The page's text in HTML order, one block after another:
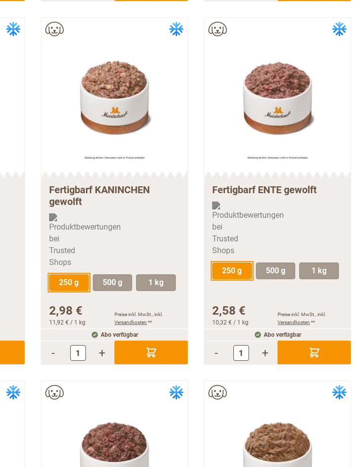
Fertigbarf KANINCHEN
gewolft
250 g 500 g 1 kg
2,98 €
11,92 € / 1 kg
Preise inkl. MwSt., inkl.
Versandkosten **
Abo verfügbar
- +
Fertigbarf ENTE gewolft
250 g 500 g 1 kg
2,58 €
10,32 € / 1 kg
Preise inkl. MwSt., inkl.
Versandkosten **
Abo verfügbar
- +